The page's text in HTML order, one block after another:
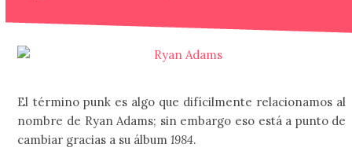
El término punk es algo que difícilmente relacionamos al
nombre de Ryan Adams; sin embargo eso está a punto de
cambiar gracias a su álbum1984.